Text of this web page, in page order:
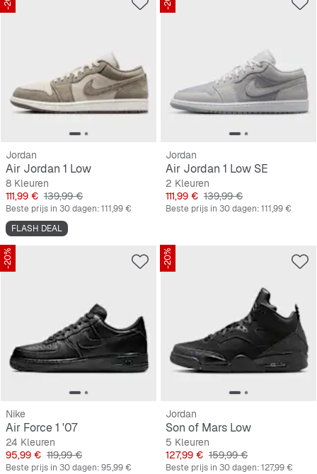
Jordan
Air Jordan 1 Low
8 Kleuren
Prijs
111,99 € Originele Prijs
139,99 €
Beste prijs in 30 dagen:111,99 €
FLASH DEAL
Jordan
Air Jordan 1 Low SE
2 Kleuren
Prijs
111,99 € Originele Prijs
139,99 €
Beste prijs in 30 dagen:111,99 €
-20%
Nike
Air Force 1 '07
24 Kleuren
Prijs
95,99 € Originele Prijs
119,99 €
Beste prijs in 30 dagen:95,99 €
-20%
Jordan
Son of Mars Low
5 Kleuren
Prijs
127,99 € Originele Prijs
159,99 €
Beste prijs in 30 dagen:127,99 €